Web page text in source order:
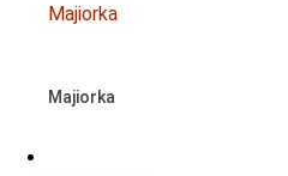
Majiorka
Majiorka